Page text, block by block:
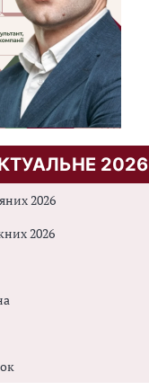
2026
2026
2026